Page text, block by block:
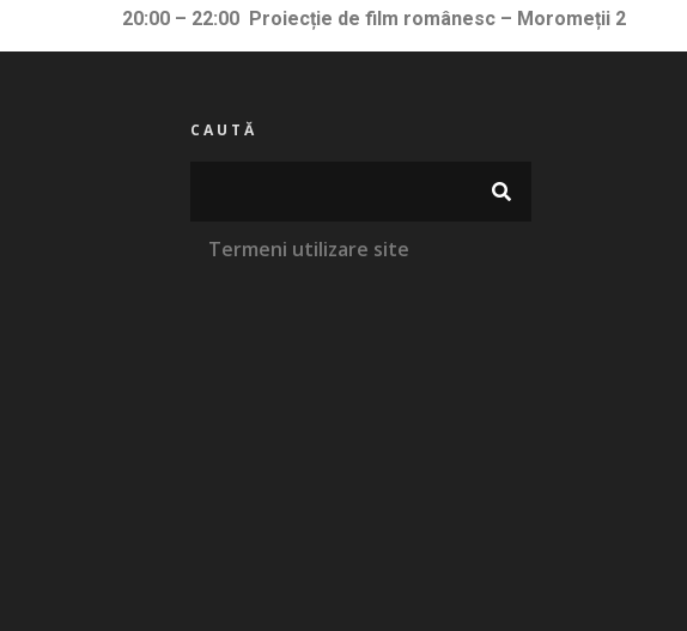
20:00 – 22:00 Proiecție de film românesc – Moromeții 2
CAUTĂ
Termeni utilizare site